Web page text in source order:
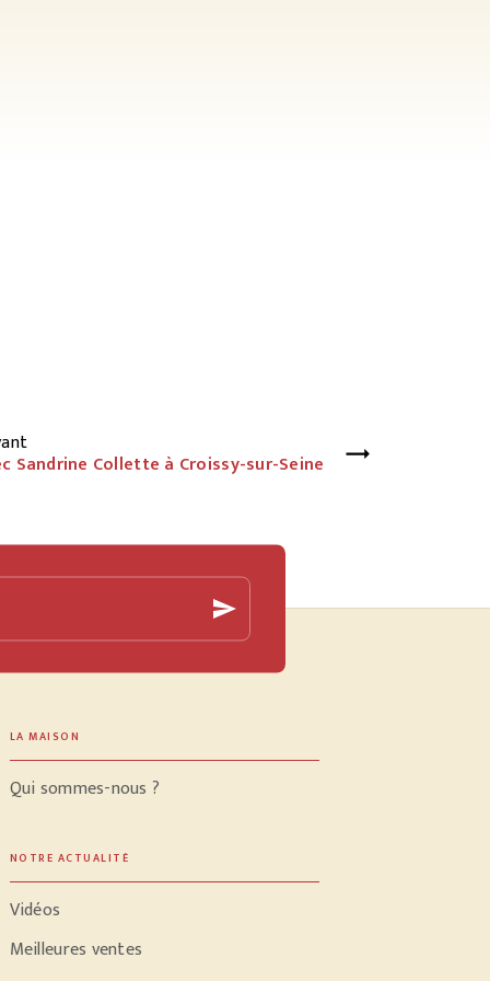
Sandrine Collette à Croissy-sur-Seine
send
LA MAISON
Qui sommes-nous ?
NOTRE ACTUALITÉ
Vidéos
Meilleures ventes